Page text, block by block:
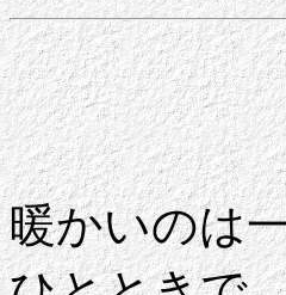
暖かいのは